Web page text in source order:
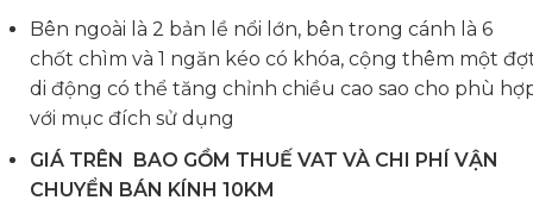
Bên ngoài là 2 bản lề nổi lớn, bên trong cánh là 6
chốt chìm và 1 ngăn kéo có khóa, cộng thêm một
di động có thể tăng chỉnh chiều cao sao cho phù
với mục đích sử dụng
GIÁ TRÊN BAO GỒM THUẾ VAT VÀ CHI PHÍ VẬN
CHUYỂN BÁN KÍNH 10KM